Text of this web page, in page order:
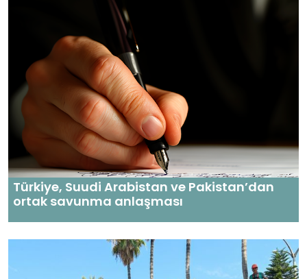
Türkiye, Suudi Arabistan ve Pakistan’dan
ortak savunma anlaşması